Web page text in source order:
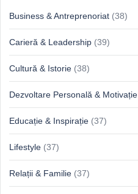
Business & Antreprenoriat (38)
Carieră & Leadership (39)
Cultură & Istorie (38)
Dezvoltare Personală & Motivație
Educație & Inspirație (37)
Lifestyle (37)
Relații & Familie (37)